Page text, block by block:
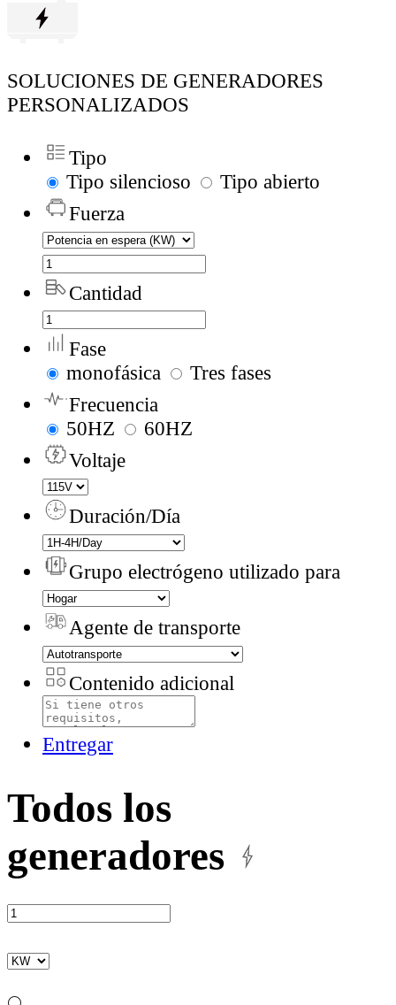
SOLUCIONES DE GENERADORES
PERSONALIZADOS
Tipo
Tipo silencioso
Tipo abierto
Fuerza
Cantidad
Fase
monofásica
Tres fases
Frecuencia
50HZ
60HZ
Voltaje
Duración/Día
Grupo electrógeno utilizado para
Agente de transporte
Contenido adicional
Entregar
Todos los
generadores